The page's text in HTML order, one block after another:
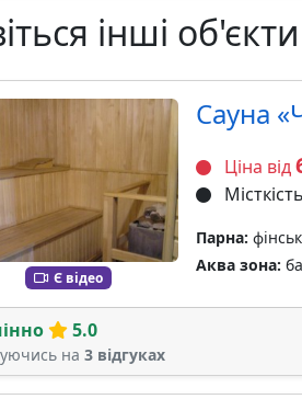
інші
Є відео
Сауна
Ціна від
Парна:
Аква зона:
5.0
на 3 відгуках